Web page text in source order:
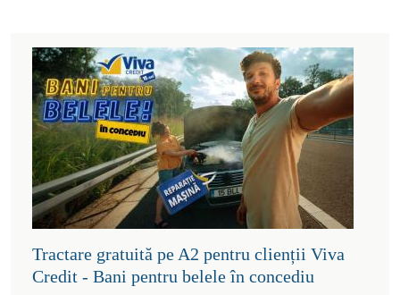
Tractare gratuită pe A2 pentru clienții Viva
Credit - Bani pentru belele în concediu